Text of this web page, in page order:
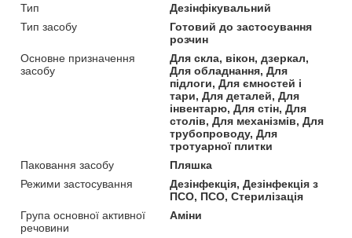
Тип
Дезінфікувальний
Тип засобу
Готовий до застосування
розчин
Основне призначення
засобу
Для скла, вікон, дзеркал,
Для обладнання, Для
підлоги, Для ємностей і
тари, Для деталей, Для
інвентарю, Для стін, Для
столів, Для механізмів, Для
трубопроводу, Для
тротуарної плитки
Паковання засобу
Пляшка
Режими застосування
Дезінфекція, Дезінфекція з
ПСО, ПСО, Стерилізація
Група основної активної
речовини
Аміни